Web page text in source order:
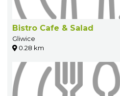
Bistro Cafe & Salad
Gliwice
0.28 km